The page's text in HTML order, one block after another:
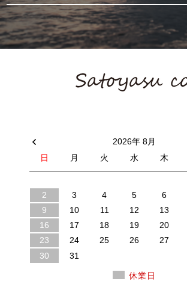
2026年 8月
日
月 火 水 木
2
3 4 5 6
9
10 11 12 13
16
17 18 19 20
23
24 25 26 27
30
31
休業日